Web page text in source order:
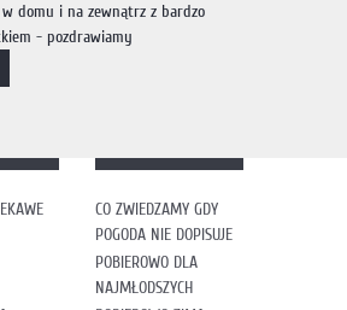
domu i na zewnątrz z bardzo
- pozdrawiamy
CO ZWIEDZAMY GDY
POGODA NIE DOPISUJE
POBIEROWO DLA
NAJMŁODSZYCH